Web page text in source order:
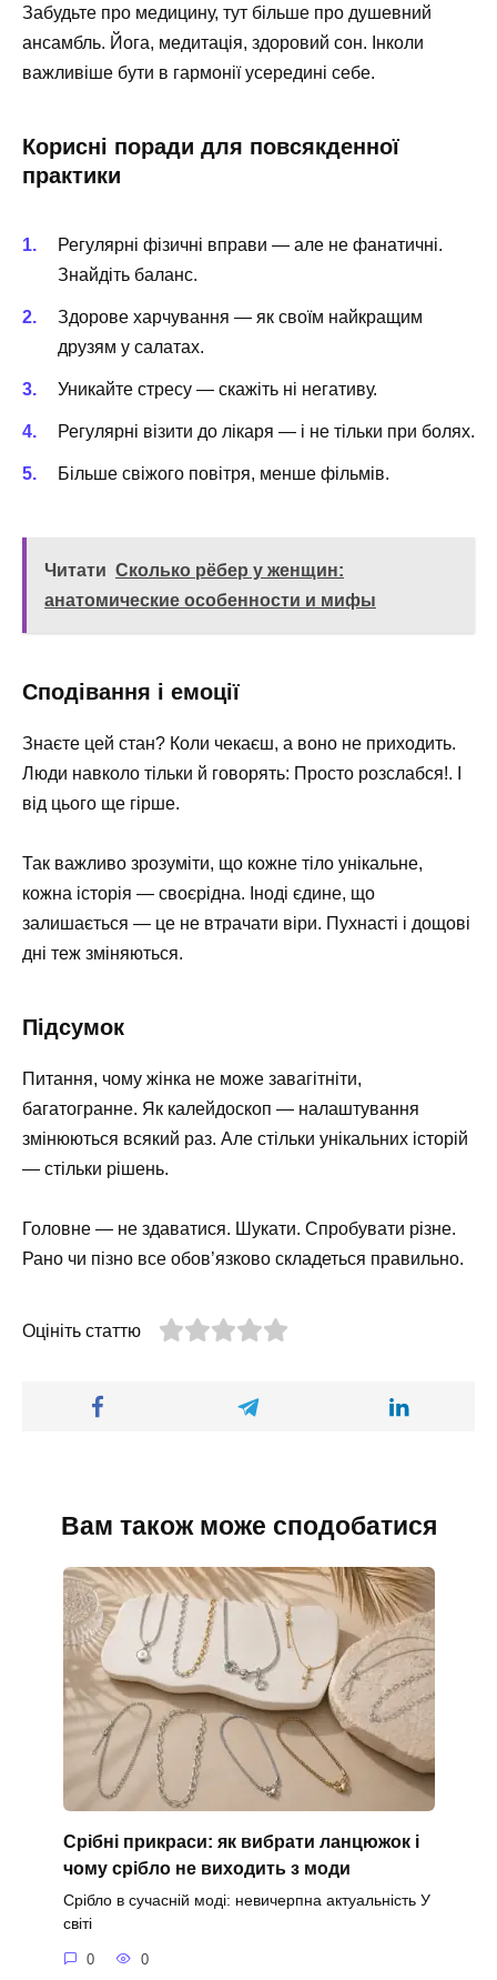
Забудьте про медицину, тут більше про душевний
ансамбль. Йога, медитація, здоровий сон. Інколи
важливіше бути в гармонії усередині себе.
Корисні поради для повсякденної
практики
Регулярні фізичні вправи — але не фанатичні.
Знайдіть баланс.
Здорове харчування — як своїм найкращим
друзям у салатах.
Уникайте стресу — скажіть ні негативу.
Регулярні візити до лікаря — і не тільки при болях.
Більше свіжого повітря, менше фільмів.
Читати Сколько рёбер у женщин:
анатомические особенности и мифы
Сподівання і емоції
Знаєте цей стан? Коли чекаєш, а воно не приходить.
Люди навколо тільки й говорять: Просто розслабся!. І
від цього ще гірше.
Так важливо зрозуміти, що кожне тіло унікальне,
кожна історія — своєрідна. Іноді єдине, що
залишається — це не втрачати віри. Пухнасті і дощові
дні теж зміняються.
Підсумок
Питання, чому жінка не може завагітніти,
багатогранне. Як калейдоскоп — налаштування
змінюються всякий раз. Але стільки унікальних історій
— стільки рішень.
Головне — не здаватися. Шукати. Спробувати різне.
Рано чи пізно все обов’язково складеться правильно.
Оцініть статтю
Вам також може сподобатися
Срібні прикраси: як вибрати ланцюжок і
чому срібло не виходить з моди
Срібло в сучасній моді: невичерпна актуальність У
світі
0 0